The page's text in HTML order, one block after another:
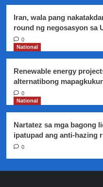
laban
Senador
Leila
Lima,
sinimulan
na
ng
Comelec
Iran, wala pang
round ng negosasyon sa
0
National
Renewable energy
alternatibong
0
National
Nartatez sa mga bagong
ipatupad ang anti-hazing
0